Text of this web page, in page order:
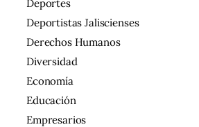
Deportes
Deportistas Jaliscienses
Derechos Humanos
Diversidad
Economía
Educación
Empresarios